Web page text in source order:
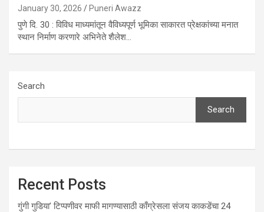
January 30, 2026 Puneri Awazz
पुणे दि. 30 : विविध माध्यमांतून वैविध्यपूर्ण भूमिका साकारत प्रेक्षकांच्या मनात
स्थान निर्माण करणारे अभिनेते शैलेश…
Search
Search
Recent Posts
गुंगी गुडिया’ टिप्पणीवर माफी मागण्यासाठी काँग्रेसला संजय काकडेंचा 24